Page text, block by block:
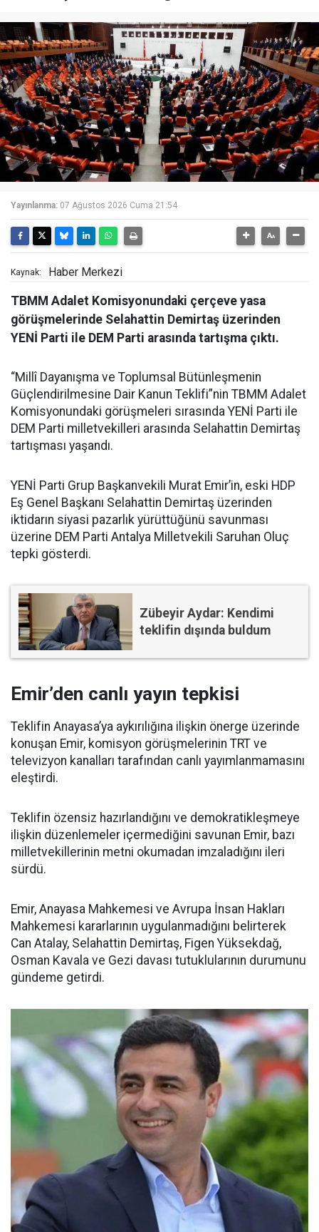
Yayınlanma: 07 Ağustos 2026 Cuma 21:54
Kaynak: Haber Merkezi
TBMM Adalet Komisyonundaki çerçeve yasa
görüşmelerinde Selahattin Demirtaş üzerinden
YENİ Parti ile DEM Parti arasında tartışma çıktı.
“Millî Dayanışma ve Toplumsal Bütünleşmenin
Güçlendirilmesine Dair Kanun Teklifi”nin TBMM Adalet
Komisyonundaki görüşmeleri sırasında YENİ Parti ile
DEM Parti milletvekilleri arasında Selahattin Demirtaş
tartışması yaşandı.
YENİ Parti Grup Başkanvekili Murat Emir’in, eski HDP
Eş Genel Başkanı Selahattin Demirtaş üzerinden
iktidarın siyasi pazarlık yürüttüğünü savunması
üzerine DEM Parti Antalya Milletvekili Saruhan Oluç
tepki gösterdi.
Zübeyir Aydar: Kendimi
teklifin dışında buldum
Emir’den canlı yayın tepkisi
Teklifin Anayasa’ya aykırılığına ilişkin önerge üzerinde
konuşan Emir, komisyon görüşmelerinin TRT ve
televizyon kanalları tarafından canlı yayımlanmamasını
eleştirdi.
Teklifin özensiz hazırlandığını ve demokratikleşmeye
ilişkin düzenlemeler içermediğini savunan Emir, bazı
milletvekillerinin metni okumadan imzaladığını ileri
sürdü.
Emir, Anayasa Mahkemesi ve Avrupa İnsan Hakları
Mahkemesi kararlarının uygulanmadığını belirterek
Can Atalay, Selahattin Demirtaş, Figen Yüksekdağ,
Osman Kavala ve Gezi davası tutuklularının durumunu
gündeme getirdi.